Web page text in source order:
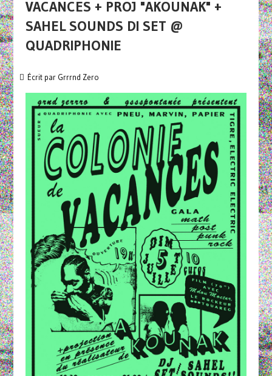
VACANCES + PROJ "AKOUNAK" +
SAHEL SOUNDS DI SET @
QUADRIPHONIE
Écrit par Grrrnd Zero